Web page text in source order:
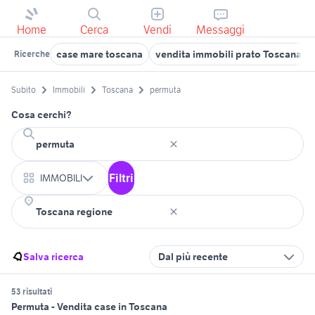
Home Cerca Vendi Messaggi
Ricerche case mare toscana vendita immobili prato Toscana
Subito Immobili Toscana permuta
Cosa cerchi?
IMMOBILI Filtri
Salva ricerca Dal più recente
53 risultati
Permuta - Vendita case in Toscana